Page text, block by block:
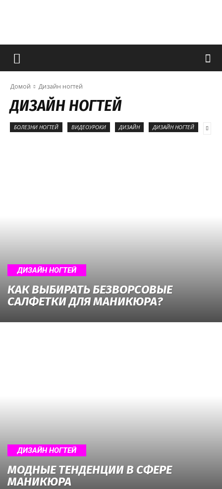
Французский
Домой Дизайн ногтей
ДИЗАЙН НОГТЕЙ
БОЛЕЗНИ НОГТЕЙ ВИДЕОУРОКИ ДИЗАЙН ДИЗАЙН НОГТЕЙ
ДИЗАЙН НОГТЕЙ
КАК ВЫБИРАТЬ БЕЗВОРСОВЫЕ
САЛФЕТКИ ДЛЯ МАНИКЮРА?
ДИЗАЙН НОГТЕЙ
МОДНЫЕ ТЕНДЕНЦИИ В СФЕРЕ
МАНИКЮРА